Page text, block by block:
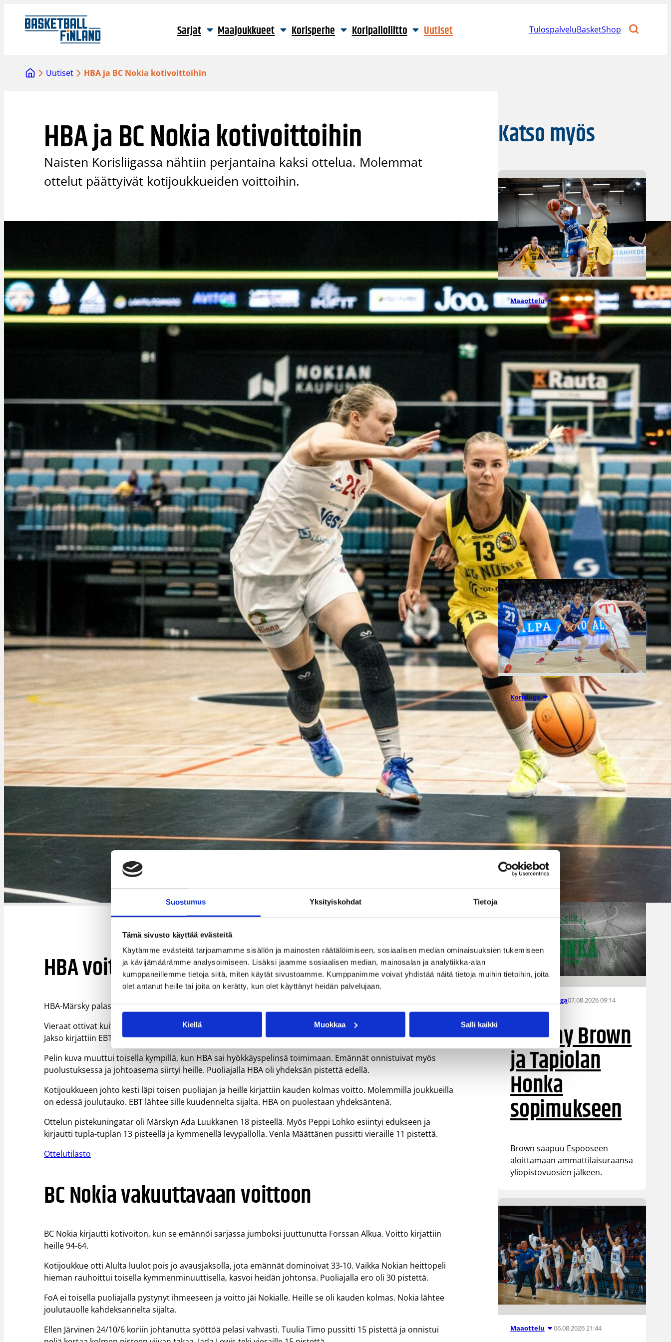
Suostumus Yksityiskohdat Tietoja
Tämä sivusto käyttää evästeitä
Käytämme evästeitä tarjoamamme sisällön ja mainosten räätälöimiseen, sosiaalisen median ominaisuuksien tukemiseen
ja kävijämäärämme analysoimiseen. Lisäksi jaamme sosiaalisen median, mainosalan ja analytiikka-alan
kumppaneillemme tietoja siitä, miten käytät sivustoamme. Kumppanimme voivat yhdistää näitä tietoja muihin tietoihin, joita
olet antanut heille tai joita on kerätty, kun olet käyttänyt heidän palvelujaan.
Kiellä Muokkaa Salli kaikki
sisältöön
Sarjat Maajoukkueet Korisperhe Koripalloliitto Uutiset TulospalveluBasketShop
Uutiset HBA ja BC Nokia kotivoittoihin
HBA ja BC Nokia kotivoittoihin
Naisten Korisliigassa nähtiin perjantaina kaksi ottelua. Molemmat
ottelut päättyivät kotijoukkueiden voittoihin.
HBA voitolla joulutauolle
HBA-Märsky palasi kotikentällään voittajaksi, kun EBT jäi helsinkiläisten jalkoihin 78-63.
Vieraat ottivat kuitenkin johdon ensimmäisellä jaksolla, jonka aikana he onnistuivat erityisesti puolustuksessa.
Jakso kirjattiin EBT:lle 16-8.
Pelin kuva muuttui toisella kympillä, kun HBA sai hyökkäyspelinsä toimimaan. Emännät onnistuivat myös
puolustuksessa ja johtoasema siirtyi heille. Puoliajalla HBA oli yhdeksän pistettä edellä.
Kotijoukkueen johto kesti läpi toisen puoliajan ja heille kirjattiin kauden kolmas voitto. Molemmilla joukkueilla
on edessä joulutauko. EBT lähtee sille kuudennelta sijalta. HBA on puolestaan yhdeksäntenä.
Ottelun pistekuningatar oli Märskyn Ada Luukkanen 18 pisteellä. Myös Peppi Lohko esiintyi edukseen ja
kirjautti tupla-tuplan 13 pisteellä ja kymmenellä levypallolla. Venla Määttänen pussitti vieraille 11 pistettä.
Ottelutilasto
BC Nokia vakuuttavaan voittoon
BC Nokia kirjautti kotivoiton, kun se emännöi sarjassa jumboksi juuttunutta Forssan Alkua. Voitto kirjattiin
heille 94-64.
Kotijoukkue otti Alulta luulot pois jo avausjaksolla, jota emännät dominoivat 33-10. Vaikka Nokian heittopeli
hieman rauhoittui toisella kymmenminuuttisella, kasvoi heidän johtonsa. Puoliajalla ero oli 30 pistettä.
FoA ei toisella puoliajalla pystynyt ihmeeseen ja voitto jäi Nokialle. Heille se oli kauden kolmas. Nokia lähtee
joulutauolle kahdeksannelta sijalta.
Ellen Järvinen 24/10/6 koriin johtanutta syöttöä pelasi vahvasti. Tuulia Timo pussitti 15 pistettä ja onnistui
Katso myös
Maaottelu 07.08.2026 21:42
Ruotsi piirun
verran
Susiladiesia
parempi
Tukholmassa
Susiladies päätti Tukholmassa
pelatun kahden ottelun
mittaisen miniturnauksen
tappioon, kun Ruotsi oli parempi
loppulukemin 73-68 (33-47).
Suomi pelaa seuraavan kerran
ensi viikonloppuna Helsingissä.
Korisliiga 07.08.2026 09:23
Daniel Dolenc
KTP-Basketin
haaviin
Dolenc on rakentanut pitkän
ammattilaisuran Suomen lisäksi
Ranskassa, Itävallassa,
Liettuassa, Romaniassa,
Bosniassa ja viimeksi Islannissa.
Naisten Korisliiga07.08.2026 09:14
Destiny Brown
ja Tapiolan
Honka
sopimukseen
Brown saapuu Espooseen
aloittamaan ammattilaisuraansa
yliopistovuosien jälkeen.
Maaottelu 06.08.2026 21:44